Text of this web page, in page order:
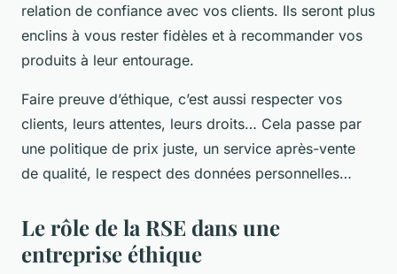
relation de confiance avec vos clients. Ils seront plus
enclins à vous rester fidèles et à recommander vos
produits à leur entourage.
Faire preuve d’éthique, c’est aussi respecter vos
clients, leurs attentes, leurs droits… Cela passe par
une politique de prix juste, un service après-vente
de qualité, le respect des données personnelles…
Le rôle de la RSE dans une
entreprise éthique